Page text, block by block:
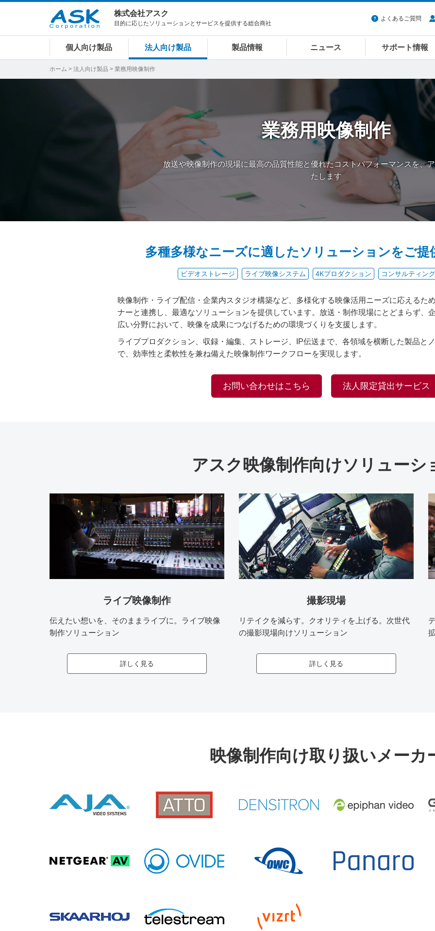
株式会社アスク
目的に応じたソリューションとサービスを提供する総合商社
よくあるご質問
個人向け製品 法人向け製品 製品情報 ニュース サポート情報
ホーム > 法人向け製品 > 業務用映像制作
業務用映像制作
放送や映像制作の現場に最高の品質性能と優れたコストパフォーマンスを、
たします
多種多様なニーズに適したソリューションをご提
ビデオストレージ ライブ映像システム 4Kプロダクション コンサルティング
映像制作・ライブ配信・企業内スタジオ構築など、多様化する映像活用ニーズに応えるた
ナーと連携し、最適なソリューションを提供しています。放送・制作現場にとどまらず、
広い分野において、映像を成果につなげるための環境づくりを支援します。
ライブプロダクション、収録・編集、ストレージ、IP伝送まで、各領域を横断した製品と
で、効率性と柔軟性を兼ね備えた映像制作ワークフローを実現します。
お問い合わせはこちら 法人限定貸出サービス
アスク映像制作向けソリューシ
ライブ映像制作
伝えたい想いを、そのままライブに。ライブ映像
制作ソリューション
詳しく見る
撮影現場
リテイクを減らす。クオリティを上げる。次世代
の撮影現場向けソリューション
詳しく見る
映像制作向け取り扱いメーカ